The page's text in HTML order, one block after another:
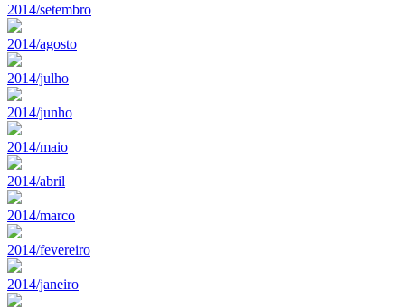
2014/setembro
2014/agosto
2014/julho
2014/junho
2014/maio
2014/abril
2014/marco
2014/fevereiro
2014/janeiro